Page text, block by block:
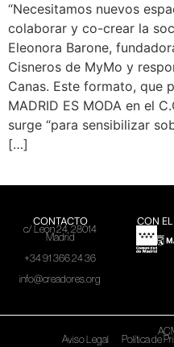
“Necesitamos nuevos
colaborar y co-crear la
Eleonora Barone,
Cisneros de MyMo y
Canas. Este formato, que
MADRID ES MODA en el
surge “para sensibilizar
[…]
CONTACTO
c/ León 24, 28014
Madrid
+34 91 366 24 36
info@creadores.org
CON
Aviso Legal Política de